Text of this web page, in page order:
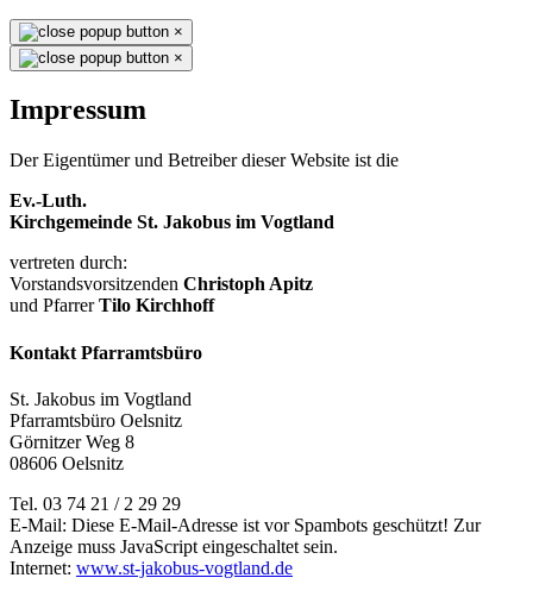
×
×
Impressum
Der Eigentümer und Betreiber dieser Website ist die
Ev.-Luth.
Kirchgemeinde St. Jakobus im Vogtland
vertreten durch:
Vorstandsvorsitzenden Christoph Apitz
und PfarrerTilo Kirchhoff
Kontakt Pfarramtsbüro
St. Jakobus im Vogtland
Pfarramtsbüro Oelsnitz
Görnitzer Weg 8
08606 Oelsnitz
Tel. 03 74 21 / 2 29 29
E-Mail: Diese E-Mail-Adresse ist vor Spambots geschützt! Zur
Anzeige muss JavaScript eingeschaltet sein.
Internet: www.st-jakobus-vogtland.de